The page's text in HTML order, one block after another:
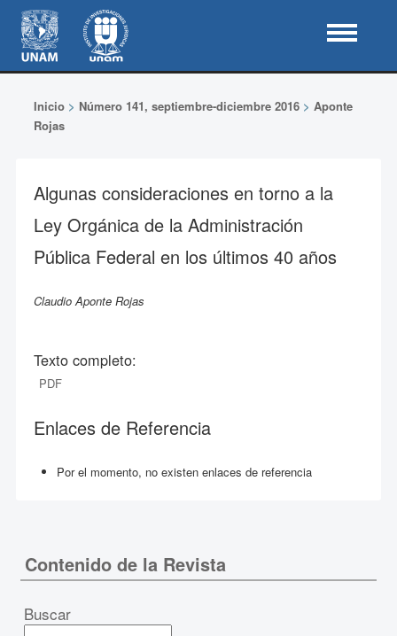
Inicio> Número 141, septiembre-diciembre 2016> Aponte
Rojas
Algunas consideraciones en torno a la
Ley Orgánica de la Administración
Pública Federal en los últimos 40 años
Claudio Aponte Rojas
Texto completo:
PDF
Enlaces de Referencia
Por el momento, no existen enlaces de referencia
Contenido de la Revista
Buscar